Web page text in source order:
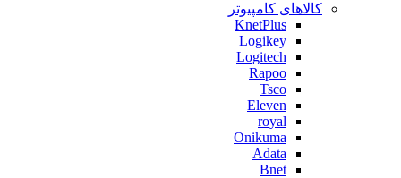
کالاهای کامپیوتر
KnetPlus
Logikey
Logitech
Rapoo
Tsco
Eleven
royal
Onikuma
Adata
Bnet